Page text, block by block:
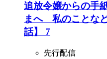
追放令嬢からの手
まへ 私のことな
話】 7
先行配信